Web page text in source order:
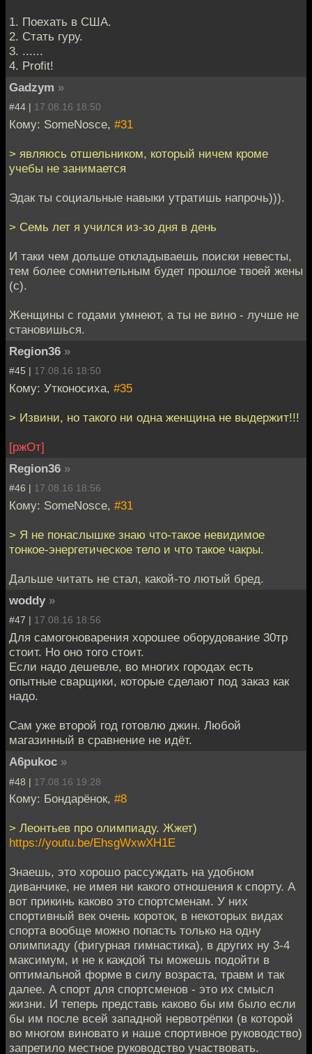
1. Поехать в США.
2. Стать гуру.
3. ......
4. Profit!
Gadzym »
#44 | 17.08.16 18:50
Кому: SomeNosce, #31
> являюсь отшельником, который ничем кроме
учебы не занимается
Эдак ты социальные навыки утратишь напрочь))).
> Семь лет я учился из-зо дня в день
И таки чем дольше откладываешь поиски невесты,
тем более сомнительным будет прошлое твоей жены
(с).
Женщины с годами умнеют, а ты не вино - лучше не
становишься.
Region36 »
#45 | 17.08.16 18:50
Кому: Утконосиха, #35
> Извини, но такого ни одна женщина не выдержит!!!
[ржОт]
Region36 »
#46 | 17.08.16 18:56
Кому: SomeNosce, #31
> Я не понаслышке знаю что-такое невидимое
тонкое-энергетическое тело и что такое чакры.
Дальше читать не стал, какой-то лютый бред.
woddy »
#47 | 17.08.16 18:56
Для самогоноварения хорошее оборудование 30тр
стоит. Но оно того стоит.
Если надо дешевле, во многих городах есть
опытные сварщики, которые сделают под заказ как
надо.
Сам уже второй год готовлю джин. Любой
магазинный в сравнение не идёт.
A6pukoc »
#48 | 17.08.16 19:28
Кому: Бондарёнок, #8
> Леонтьев про олимпиаду. Жжет)
https://youtu.be/EhsgWxwXH1E
Знаешь, это хорошо рассуждать на удобном
диванчике, не имея ни какого отношения к спорту. А
вот прикинь каково это спортсменам. У них
спортивный век очень короток, в некоторых видах
спорта вообще можно попасть только на одну
олимпиаду (фигурная гимнастика), в других ну 3-4
максимум, и не к каждой ты можешь подойти в
оптимальной форме в силу возраста, травм и так
далее. А спорт для спортсменов - это их смысл
жизни. И теперь представь каково бы им было если
бы им после всей западной нервотрёпки (в которой
во многом виновато и наше спортивное руководство)
запретило местное руководство участвовать.